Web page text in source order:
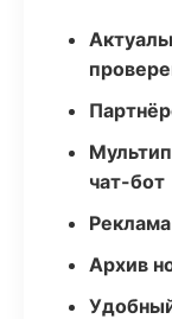
чат-бот
Архив